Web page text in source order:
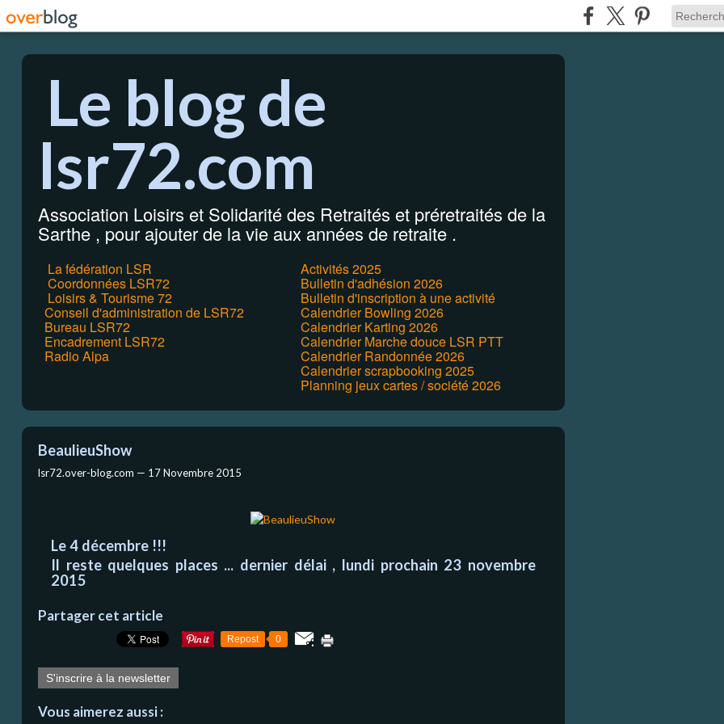
Le blog de
lsr72.com
Association Loisirs et Solidarité des Retraités et préretraités de la
Sarthe , pour ajouter de la vie aux années de retraite .
La fédération LSR
Coordonnées LSR72
Loisirs & Tourisme 72
Conseil d'administration de LSR72
Bureau LSR72
Encadrement LSR72
Radio Alpa
Activités 2025
Bulletin d'adhésion 2026
Bulletin d'inscription à une activité
Calendrier Bowling 2026
Calendrier Karting 2026
Calendrier Marche douce LSR PTT
Calendrier Randonnée 2026
Calendrier scrapbooking 2025
Planning jeux cartes / société 2026
BeaulieuShow
lsr72.over-blog.com — 17 Novembre 2015
Le 4 décembre !!!
Il reste quelques places ... dernier délai , lundi prochain 23 novembre
2015
Partager cet article
Repost 0
S'inscrire à la newsletter
Vous aimerez aussi :